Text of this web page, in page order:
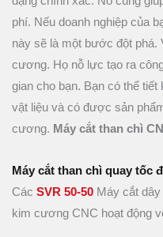
phí. Nếu doanh nghiệp của
này sẽ là một bước đột phá.
cương. Họ nỗ lực tạo ra
gian cho bạn. Bạn có thể
vật liệu và có được sản
cương. Máy cắt than chì
Máy cắt than chì quay tốc
Các SVR 50-50 Máy cắt
kim cương CNC hoạt động